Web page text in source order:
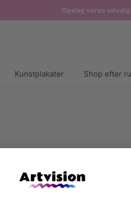
Opdag vores
Kunstplakater Shop efter